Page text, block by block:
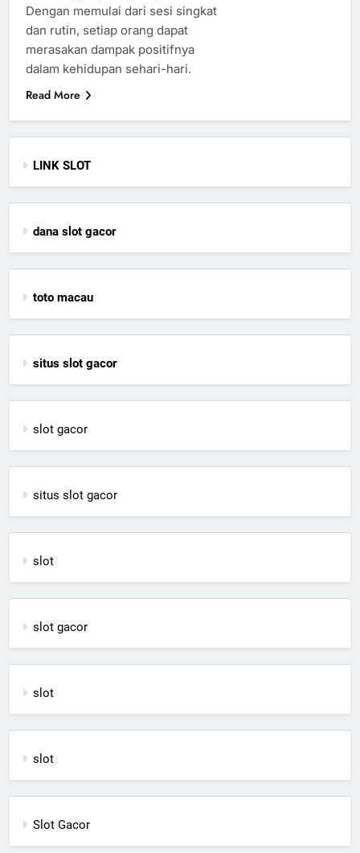
Dengan memulai dari sesi singkat
dan rutin, setiap orang dapat
merasakan dampak positifnya
dalam kehidupan sehari-hari.
Read More
LINK SLOT
dana slot gacor
toto macau
situs slot gacor
slot gacor
situs slot gacor
slot
slot gacor
slot
slot
Slot Gacor